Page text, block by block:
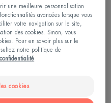
XERACALM A.D Crème
une meilleure personnalisation
avancées lorsque vous
votre navigation sur le site,
des cookies. Sinon, vous
Pour en savoir plus sur le
notre politique de
cookies